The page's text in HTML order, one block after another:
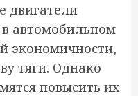
двигатели
автомобильном
экономичности,
тяги. Однако
повысить их